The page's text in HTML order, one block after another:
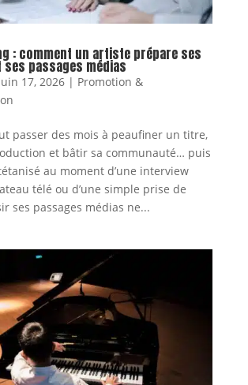
: comment un artiste prépare ses
passages médias
17, 2026| Promotion &
passer des mois à peaufiner un titre,
et bâtir sa communauté… puis
au moment d’une interview
télé ou d’une simple prise de
ses passages médias ne...